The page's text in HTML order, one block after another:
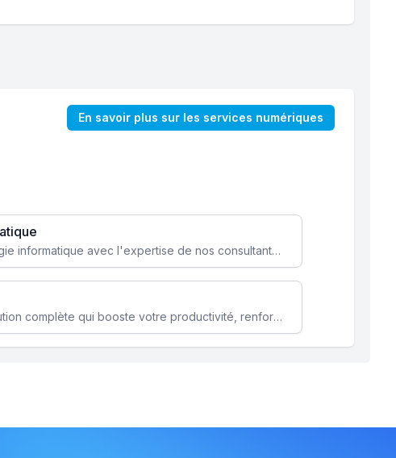
En savoir plus sur les services numériques
Optimisez votre stratégie informatique avec l'expertise de nos consultants pour améliorer votre efficacité et sécurité.
Microsoft 365 une solution complète qui booste votre productivité, renforce la sécurité de vos données et facilite la collaboration.